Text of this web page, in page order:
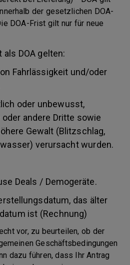
der gesetzlichen DOA-
DOA-Frist gilt nur für neue
DOA gelten:
Fahrlässigkeit und/oder
oder unbewusst,
andere Dritte sowie
Gewalt (Blitzschlag,
verursacht wurden.
Deals / Demogeräte.
das älter
ist (Rechnung)
vor, zu beurteilen, ob der
Geschäftsbedingungen
dazu führen, dass Ihr Antrag